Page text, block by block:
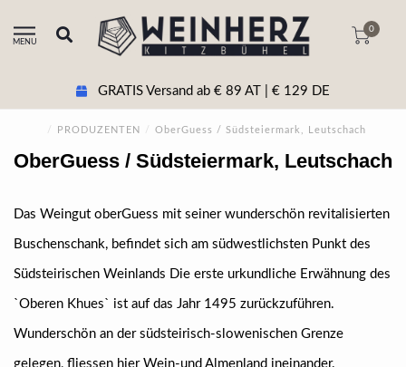
MENU
0
GRATIS Versand ab € 89 AT | € 129 DE
/ PRODUZENTEN / OberGuess / Südsteiermark, Leutschach
OberGuess / Südsteiermark, Leutschach
Das Weingut oberGuess mit seiner wunderschön revitalisierten
Buschenschank, befindet sich am südwestlichsten Punkt des
Südsteirischen Weinlands Die erste urkundliche Erwähnung des
`Oberen Khues` ist auf das Jahr 1495 zurückzuführen.
Wunderschön an der südsteirisch-slowenischen Grenze
gelegen, fliessen hier Wein-und Almenland ineinander.